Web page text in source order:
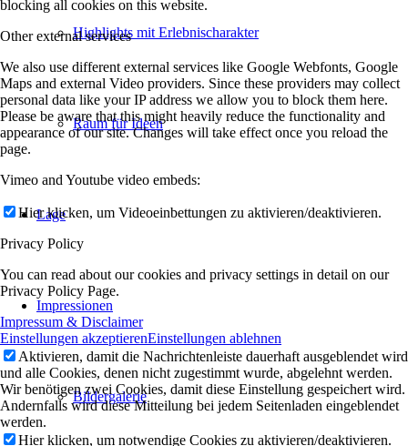
Highlights mit Erlebnischarakter
Raum für Ideen
Lage
Impressionen
Bildergalerie
blocking all cookies on this website.
Other external services
We also use different external services like Google Webfonts, Google
Maps and external Video providers. Since these providers may collect
personal data like your IP address we allow you to block them here.
Please be aware that this might heavily reduce the functionality and
appearance of our site. Changes will take effect once you reload the
page.
Vimeo and Youtube video embeds:
Hier klicken, um Videoeinbettungen zu aktivieren/deaktivieren.
Privacy Policy
You can read about our cookies and privacy settings in detail on our
Privacy Policy Page.
Impressum & Disclaimer
Einstellungen akzeptierenEinstellungen ablehnen
Aktivieren, damit die Nachrichtenleiste dauerhaft ausgeblendet wird
und alle Cookies, denen nicht zugestimmt wurde, abgelehnt werden.
Wir benötigen zwei Cookies, damit diese Einstellung gespeichert wird.
Andernfalls wird diese Mitteilung bei jedem Seitenladen eingeblendet
werden.
Hier klicken, um notwendige Cookies zu aktivieren/deaktivieren.